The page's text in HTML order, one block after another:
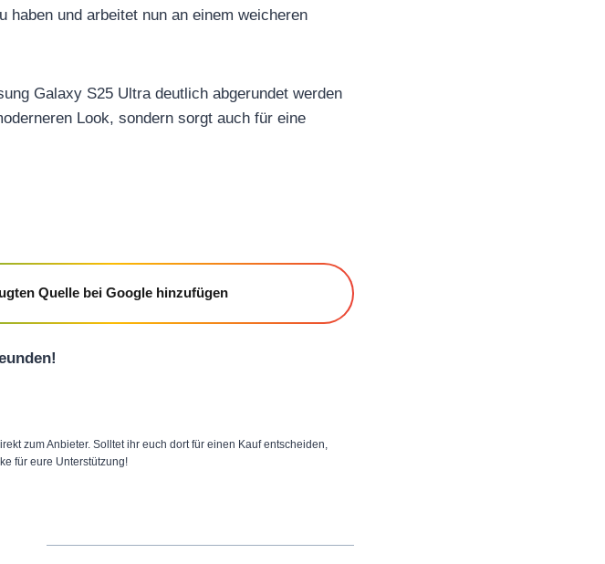
haben und arbeitet nun an einem weicheren
Galaxy S25 Ultra deutlich abgerundet werden
Look, sondern sorgt auch für eine
Quelle bei Google hinzufügen
zum Anbieter. Solltet ihr euch dort für einen Kauf entscheiden,
für eure Unterstützung!